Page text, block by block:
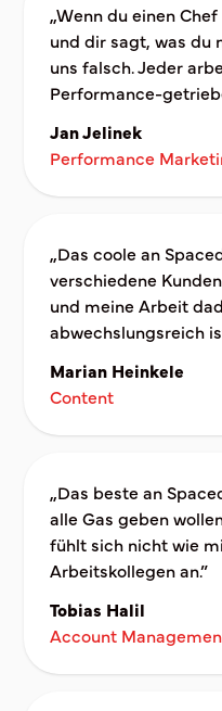
„Wenn du einen
und dir sagt, was du
uns falsch. Jeder
Performance-
Jan Jelinek
Performance
„Das coole an
verschiedene
und meine Arbeit
abwechslungsreich
Marian Heinkele
Content
„Das beste an
alle Gas geben
fühlt sich nicht wie
Arbeitskollegen an.”
Tobias Halil
Account